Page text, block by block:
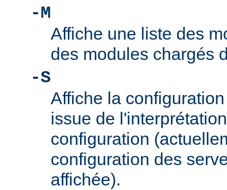
-M
Affiche une liste des
des modules chargés
-S
Affiche la
issue de
configuration
configuration des
affichée).